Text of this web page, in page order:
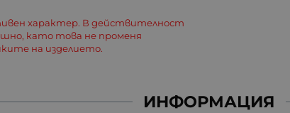
характер. В действителност
като това не променя
на изделието.
ИНФОРМАЦИЯ